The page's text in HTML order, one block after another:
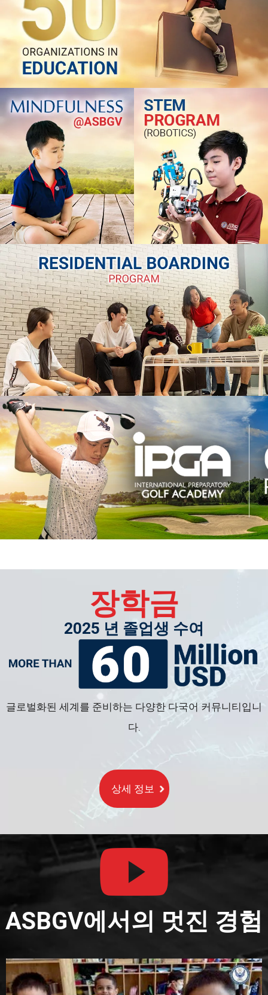
장학금
2025 년 졸업생 수여
글로벌화된 세계를 준비하는 다양한 다국어 커뮤니티입니
다.
상세 정보
ASBGV에서의 멋진 경험